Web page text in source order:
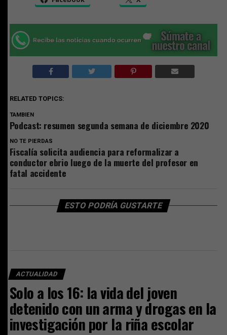
RELATED TOPICS:
TAMBIEN
Podcast: resumen segunda semana de diciembre 2020
NO TE PIERDAS
Fiscalía solicita audiencia para reformalizar a
conductor ebrio luego de la muerte del profesor en
fatal accidente
ESTO PODRÍA GUSTARTE
ACTUALIDAD
Solo a los 16: la vida del joven
detenido con un arma y drogas en la
investigación por la riña escolar